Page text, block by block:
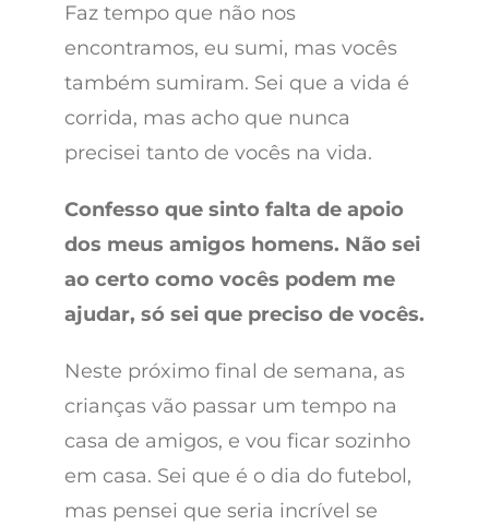
Faz tempo que não nos
encontramos, eu sumi, mas vocês
também sumiram. Sei que a vida é
corrida, mas acho que nunca
precisei tanto de vocês na vida.
Confesso que sinto falta de apoio
dos meus amigos homens. Não sei
ao certo como vocês podem me
ajudar, só sei que preciso de vocês.
Neste próximo final de semana, as
crianças vão passar um tempo na
casa de amigos, e vou ficar sozinho
em casa. Sei que é o dia do futebol,
mas pensei que seria incrível se